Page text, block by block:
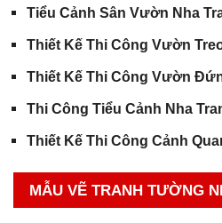
Tiểu Cảnh Sân Vườn Nha
Thiết Kế Thi Công Vườn
Thiết Kế Thi Công Vườn
Thi Công Tiểu Cảnh Nha
Thiết Kế Thi Công Cảnh
MẪU VẼ TRANH TƯỜNG